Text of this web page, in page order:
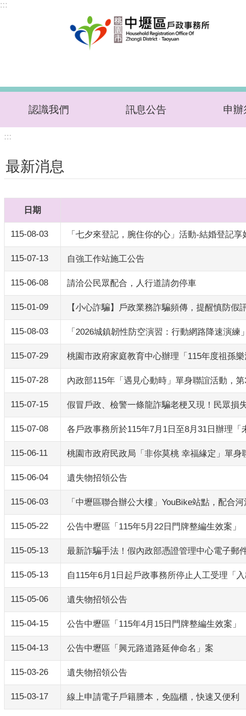
跳到主要內容區塊
:::
認識我們 訊息公告 申辦
:::
最新消息
日期
115-08-03 「七夕來登記，腕住你的心」活動-結婚登記享
115-07-13 自強工作站施工公告
115-06-08 請洽公民眾配合，人行道請勿停車
115-01-09 【小心詐騙】戶政業務詐騙頻傳，提醒慎防假
115-08-03 「2026城鎮韌性防空演習：行動網路降速演
115-07-29 桃園市政府家庭教育中心辦理「115年度祖孫樂
115-07-28 內政部115年「遇見心動時」單身聯誼活動，
115-07-15 假冒戶政、檢警一條龍詐騙老梗又現！民眾損
115-07-08 各戶政事務所於115年7月1日至8月31日辦理
115-06-11 桃園市政府民政局「非你莫桃 幸福緣定」單身
115-06-04 遺失物招領公告
115-06-03 「中壢區聯合辦公大樓」YouBike站點，配合
115-05-22 公告中壢區「115年5月22日門牌整編生效案」
115-05-13 最新詐騙手法！假內政部憑證管理中心電子郵
115-05-13 自115年6月1日起戶政事務所停止人工受理「
115-05-06 遺失物招領公告
115-04-15 公告中壢區「115年4月15日門牌整編生效案」
115-04-13 公告中壢區「興元路道路延伸命名」案
115-03-26 遺失物招領公告
115-03-17 線上申請電子戶籍謄本，免臨櫃，快速又便利